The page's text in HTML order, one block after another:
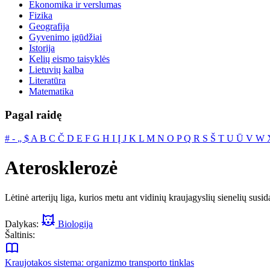
Ekonomika ir verslumas
Fizika
Geografija
Gyvenimo įgūdžiai
Istorija
Kelių eismo taisyklės
Lietuvių kalba
Literatūra
Matematika
Pagal raidę
# ‐ „ $ A B C Č D E F G H I Į J K L M N O PQ R S Š T U Ū V W
Aterosklerozė
Lėtinė arterijų liga, kurios metu ant vidinių kraujagyslių sienelių
Dalykas:
Biologija
Šaltinis:
Kraujotakos sistema: organizmo transporto tinklas